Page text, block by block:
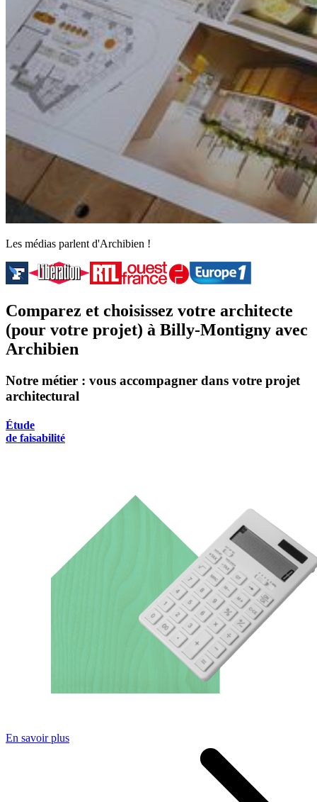
Les médias parlent d'Archibien !
Comparez et choisissez votre architecte
(pour votre projet) à Billy-Montigny avec
Archibien
Notre métier : vous accompagner dans votre projet
architectural
Étude
de faisabilité
En savoir plus